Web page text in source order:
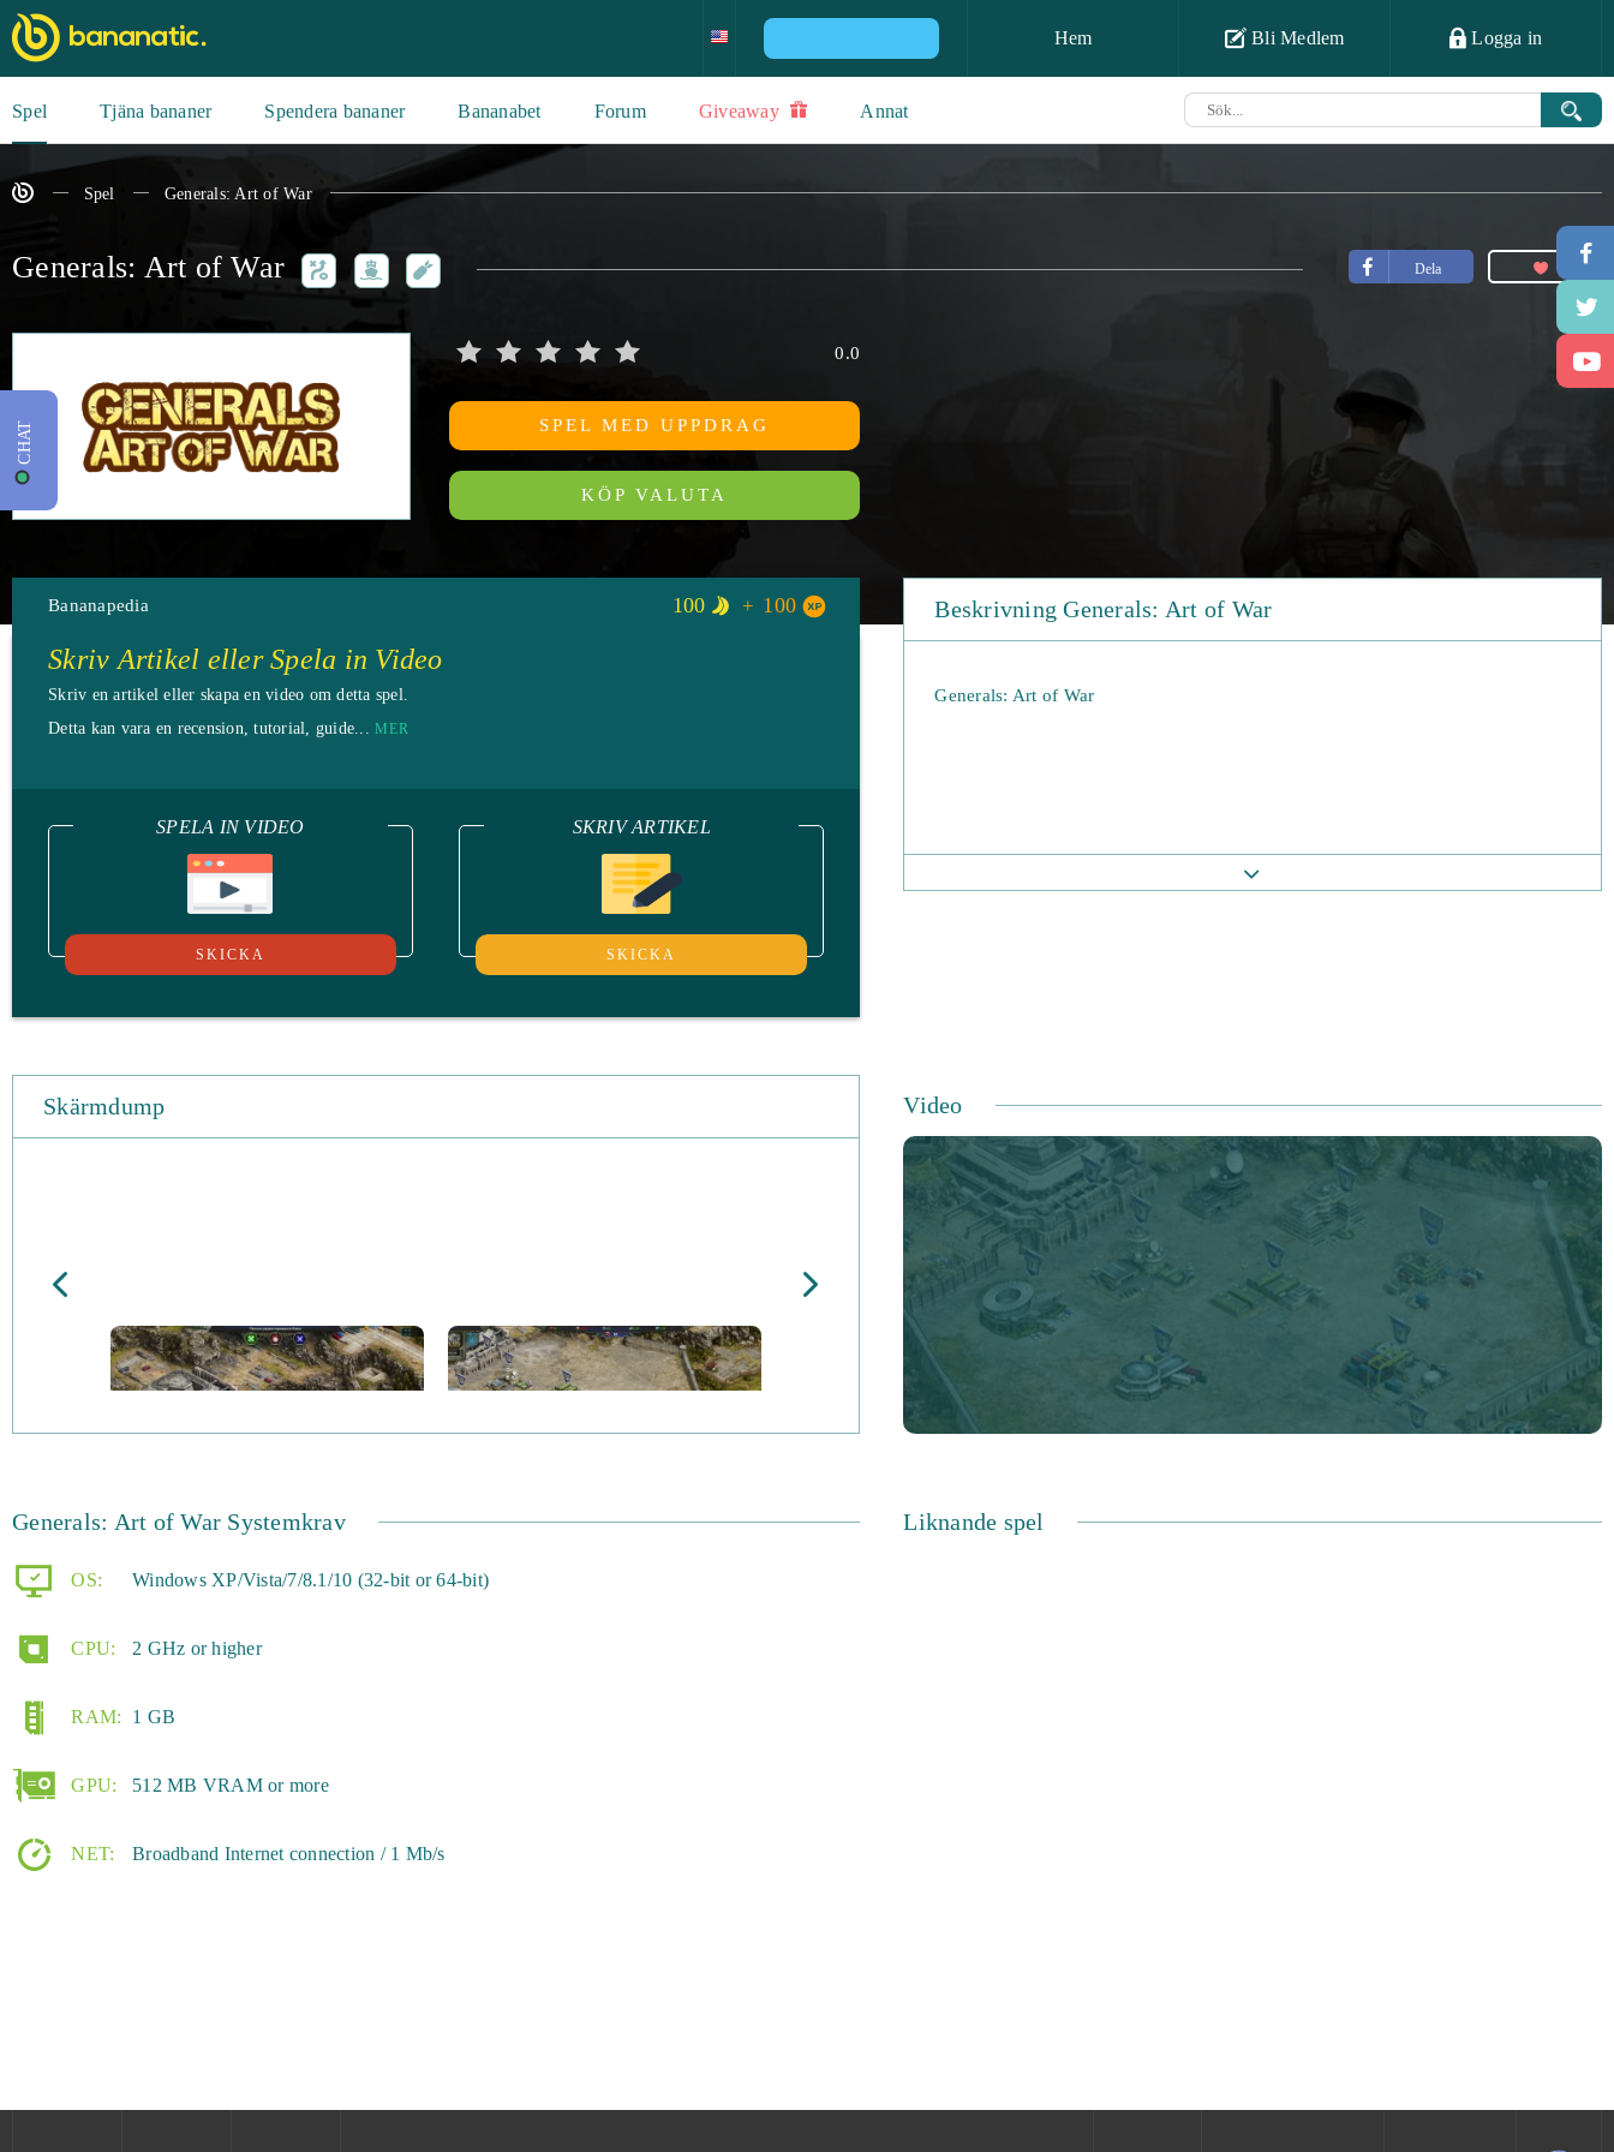
Hem Bli Medlem Logga in
Spel Tjäna bananer Spendera bananer Bananabet Forum Giveaway Annat
Spel Generals: Art of War
Dela
Generals: Art of War
0.0
SPEL MED UPPDRAG
KÖP VALUTA
Bananapedia 100 100
Skriv Artikel eller Spela in Video
Skriv en artikel eller skapa en video om detta spel.
Detta kan vara en recension, tutorial, guide... MER
SPELA IN VIDEO
SKICKA
SKRIV ARTIKEL
SKICKA
Beskrivning Generals: Art of War
Generals: Art of War
Skärmdump Video
Generals: Art of War Systemkrav
OS: Windows XP/Vista/7/8.1/10 (32-bit or 64-bit)
CPU: 2 GHz or higher
RAM: 1 GB
GPU: 512 MB VRAM or more
NET: Broadband Internet connection / 1 Mb/s
Liknande spel
CHAT